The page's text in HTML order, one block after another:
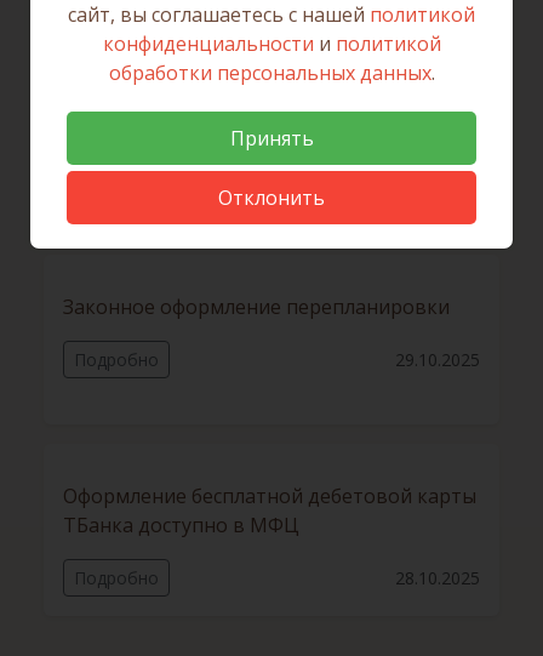
Временный режим работы офисов МФЦ в
Иркутском районе 1 и 3 ноября
Законное оформление перепланировки
Подробно 29.10.2025
Оформление бесплатной дебетовой карты
ТБанка доступно в МФЦ
Подробно 28.10.2025
сайт, вы соглашаетесь с нашей политикой
конфиденциальности и политикой
обработки персональных данных.
Принять
Отклонить